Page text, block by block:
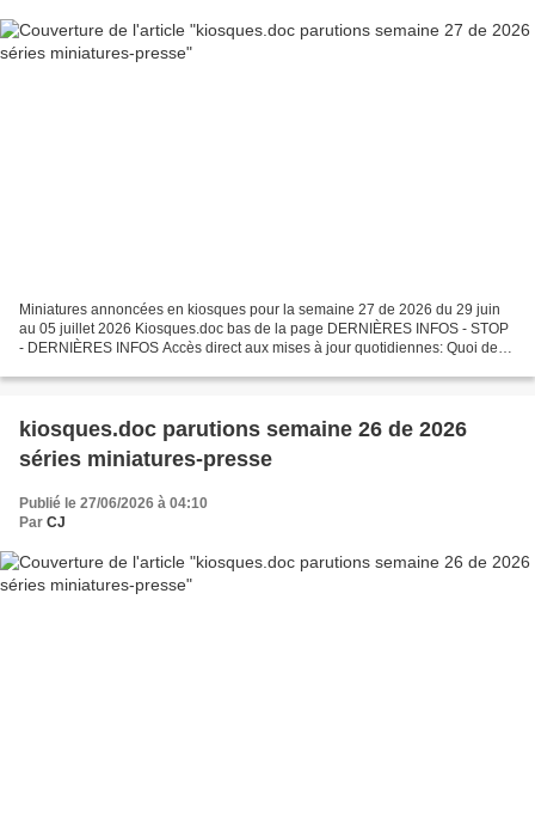
Miniatures annoncées en kiosques pour la semaine 27 de 2026 du 29 juin
au 05 juillet 2026 Kiosques.doc bas de la page DERNIÈRES INFOS - STOP
- DERNIÈRES INFOS Accès direct aux mises à jour quotidiennes: Quoi de
kiosques.doc parutions semaine 26 de 2026
séries miniatures-presse
Publié le 27/06/2026 à 04:10
Par CJ